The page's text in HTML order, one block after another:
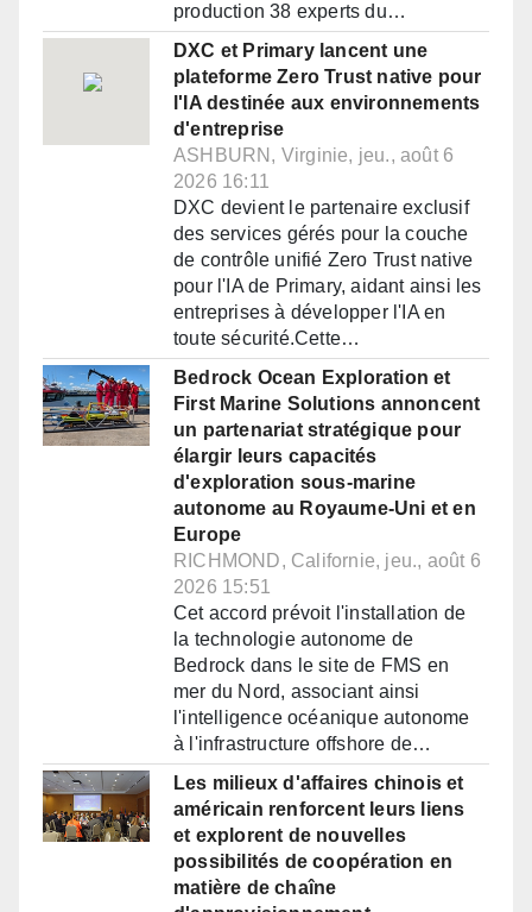
production 38 experts du…
DXC et Primary lancent une
plateforme Zero Trust native pour
l'IA destinée aux environnements
d'entreprise
ASHBURN, Virginie, jeu., août 6
2026 16:11
DXC devient le partenaire exclusif
des services gérés pour la couche
de contrôle unifié Zero Trust native
pour l'IA de Primary, aidant ainsi les
entreprises à développer l'IA en
toute sécurité.Cette…
Bedrock Ocean Exploration et
First Marine Solutions annoncent
un partenariat stratégique pour
élargir leurs capacités
d'exploration sous-marine
autonome au Royaume-Uni et en
Europe
RICHMOND, Californie, jeu., août 6
2026 15:51
Cet accord prévoit l'installation de
la technologie autonome de
Bedrock dans le site de FMS en
mer du Nord, associant ainsi
l'intelligence océanique autonome
à l'infrastructure offshore de…
Les milieux d'affaires chinois et
américain renforcent leurs liens
et explorent de nouvelles
possibilités de coopération en
matière de chaîne